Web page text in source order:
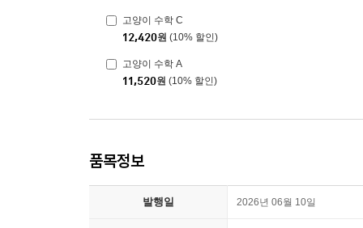
고양이 수학 C
12,420원 (10% 할인)
고양이 수학 A
11,520원 (10% 할인)
품목정보
발행일 2026년 06월 10일